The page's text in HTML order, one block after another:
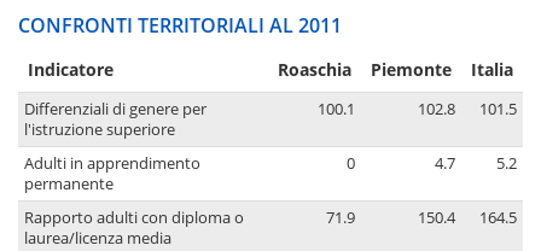
CONFRONTI TERRITORIALI AL 2011
Indicatore Roaschia Piemonte Italia
Differenziali di genere per
l'istruzione superiore
100.1 102.8 101.5
Adulti in apprendimento
permanente
0 4.7 5.2
Rapporto adulti con diploma o
laurea/licenza media
71.9 150.4 164.5